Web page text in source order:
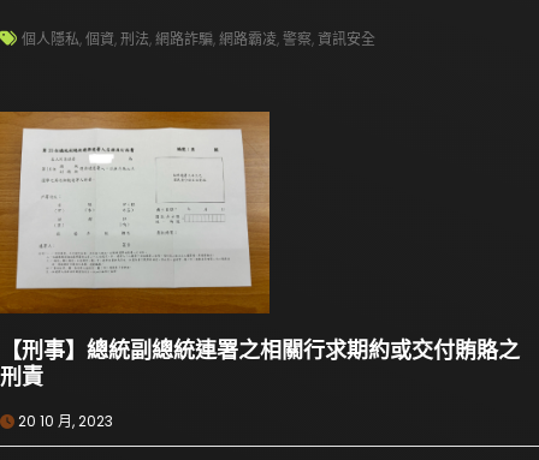
個人隱私,個資,刑法,網路詐騙,網路霸凌,警察,資訊安全
【刑事】總統副總統連署之相關行求期約或交付賄賂之
刑責
20 10 月, 2023